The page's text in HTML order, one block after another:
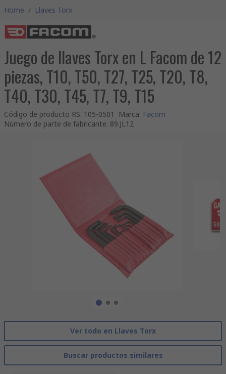
Home / Llaves Torx
Juego de llaves Torx en L Facom de 12
piezas, T10, T50, T27, T25, T20, T8,
T40, T30, T45, T7, T9, T15
Código de producto RS: 105-0501 Marca: Facom
Número de parte de fabricante: 89.JL12
Ver todo en Llaves Torx
Buscar productos similares